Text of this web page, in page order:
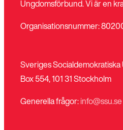
Ungdomsförbund. Vi är en
Organisationsnummer:
Sveriges
Box 554, 101 31 Stockholm
Generella frågor:info@ssu.se